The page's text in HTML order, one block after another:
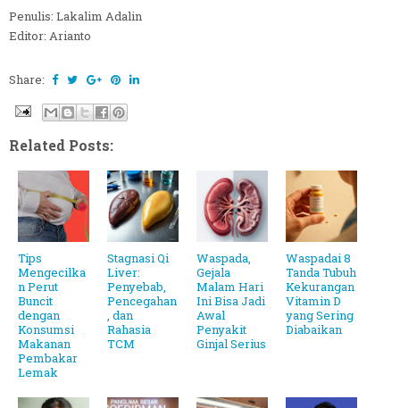
Penulis: Lakalim Adalin
Editor: Arianto
Share:
Related Posts:
Tips
Mengecilka
n Perut
Buncit
dengan
Konsumsi
Makanan
Pembakar
Lemak
Stagnasi Qi
Liver:
Penyebab,
Pencegahan
, dan
Rahasia
TCM
Waspada,
Gejala
Malam Hari
Ini Bisa Jadi
Awal
Penyakit
Ginjal Serius
Waspadai 8
Tanda Tubuh
Kekurangan
Vitamin D
yang Sering
Diabaikan